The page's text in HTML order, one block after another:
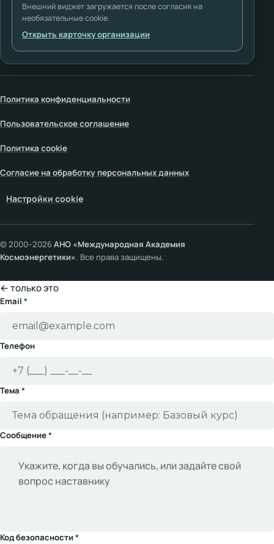
Внешний виджет загружается после согласия на
необязательные cookie.
Открыть карточку организации
Политика конфиденциальности
Пользовательское соглашение
Политика cookie
Согласие на обработку персональных данных
Настройки cookie
© 2000–2026АНО «Международная Академия
Космоэнергетики». Все права защищены.
← только это
Email *
Телефон
Тема *
Сообщение*
Код безопасности *